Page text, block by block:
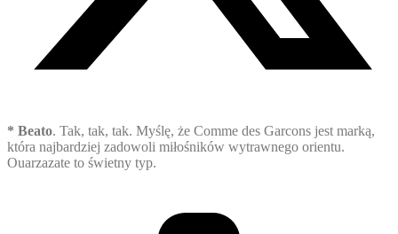
* Beato. Tak, tak, tak. Myślę, że Comme des Garcons jest marką,
która najbardziej zadowoli miłośników wytrawnego orientu.
Ouarzazate to świetny typ.